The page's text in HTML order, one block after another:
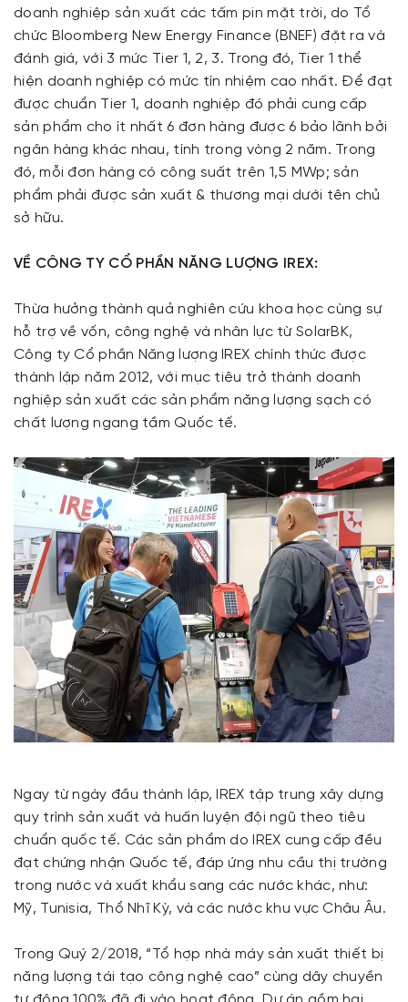
doanh nghiệp sản xuất các tấm pin mặt trời, do Tổ
chức Bloomberg New Energy Finance (BNEF) đặt ra và
đánh giá, với 3 mức Tier 1, 2, 3. Trong đó, Tier 1 thể
hiện doanh nghiệp có mức tín nhiệm cao nhất. Để đạt
được chuẩn Tier 1, doanh nghiệp đó phải cung cấp
sản phẩm cho ít nhất 6 đơn hàng được 6 bảo lãnh bởi
ngân hàng khác nhau, tính trong vòng 2 năm. Trong
đó, mỗi đơn hàng có công suất trên 1,5 MWp; sản
phẩm phải được sản xuất & thương mại dưới tên chủ
sở hữu.
VỀ CÔNG TY CỔ PHẦN NĂNG LƯỢNG IREX:
Thừa hưởng thành quả nghiên cứu khoa học cùng sự
hỗ trợ về vốn, công nghệ và nhân lực từ SolarBK,
Công ty Cổ phần Năng lượng IREX chính thức được
thành lập năm 2012, với mục tiêu trở thành doanh
nghiệp sản xuất các sản phẩm năng lượng sạch có
chất lượng ngang tầm Quốc tế.
Ngay từ ngày đầu thành lập, IREX tập trung xây dựng
quy trình sản xuất và huấn luyện đội ngũ theo tiêu
chuẩn quốc tế. Các sản phẩm do IREX cung cấp đều
đạt chứng nhận Quốc tế, đáp ứng nhu cầu thị trường
trong nước và xuất khẩu sang các nước khác, như:
Mỹ, Tunisia, Thổ Nhĩ Kỳ, và các nước khu vực Châu Âu.
Trong Quý 2/2018, “Tổ hợp nhà máy sản xuất thiết bị
năng lượng tái tạo công nghệ cao” cùng dây chuyền